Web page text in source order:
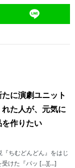
に演劇ユニット
た人が、元気に
作りたい
ちむどんどん』をはじ
受けた『パッ […][…]